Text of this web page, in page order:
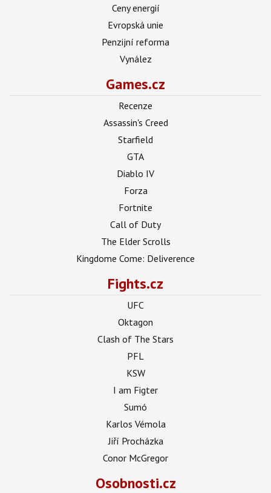
Ceny energií
Evropská unie
Penzijní reforma
Vynález
Games.cz
Recenze
Assassin's Creed
Starfield
GTA
Diablo IV
Forza
Fortnite
Call of Duty
The Elder Scrolls
Kingdome Come: Deliverence
Fights.cz
UFC
Oktagon
Clash of The Stars
PFL
KSW
I am Figter
Sumó
Karlos Vémola
Jiří Procházka
Conor McGregor
Osobnosti.cz